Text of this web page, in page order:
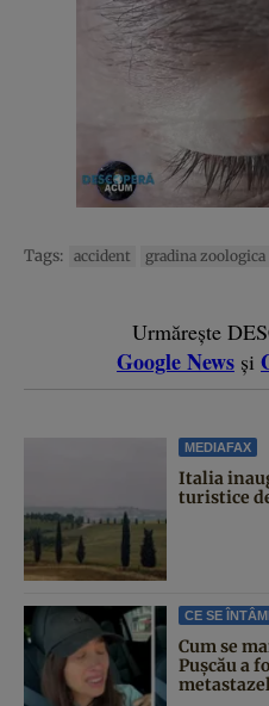
Tags: accident gradina zoologica
Urmărește
Google News și
MEDIAFAX
Italia
turistice
CE SE
Cum se
Pușcău a